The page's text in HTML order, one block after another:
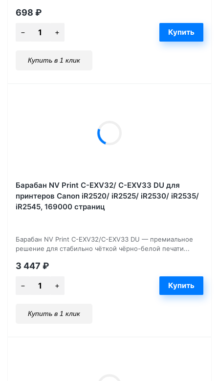
698 ₽
Купить в 1 клик
Барабан NV Print C-EXV32/ C-EXV33 DU для
принтеров Canon iR2520/ iR2525/ iR2530/ iR2535/
iR2545, 169000 страниц
Барабан NV Print C-EXV32/C-EXV33 DU — премиальное
решение для стабильно чёткой чёрно-белой печати...
3 447 ₽
Купить в 1 клик